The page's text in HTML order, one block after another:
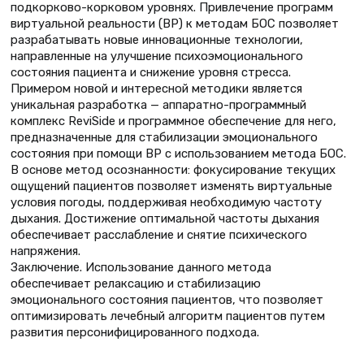
подкорково-корковом уровнях. Привлечение программ
виртуальной реальности (ВР) к методам БОС позволяет
разрабатывать новые инновационные технологии,
направленные на улучшение психоэмоционального
состояния пациента и снижение уровня стресса.
Примером новой и интересной методики является
уникальная разработка — аппаратно-программный
комплекс ReviSide и программное обеспечение для него,
предназначенные для стабилизации эмоционального
состояния при помощи ВР с использованием метода БОС.
В основе метод осознанности: фокусирование текущих
ощущений пациентов позволяет изменять виртуальные
условия погоды, поддерживая необходимую частоту
дыхания. Достижение оптимальной частоты дыхания
обеспечивает расслабление и снятие психического
напряжения.
Заключение. Использование данного метода
обеспечивает релаксацию и стабилизацию
эмоционального состояния пациентов, что позволяет
оптимизировать лечебный алгоритм пациентов путем
развития персонифицированного подхода.